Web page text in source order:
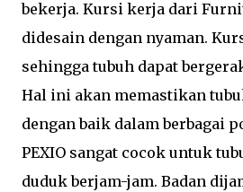
bekerja. Kursi kerja dari
didesain dengan nyaman.
sehingga tubuh dapat
Hal ini akan memastikan
dengan baik dalam berbagai
PEXIO sangat cocok untuk
duduk berjam-jam. Badan